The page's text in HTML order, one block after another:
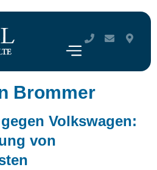
Brommer
Volkswagen:
von